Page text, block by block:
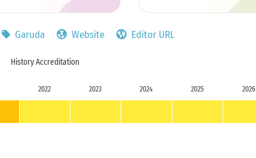
Garuda Website Editor URL
History Accreditation
2022 2023 2024 2025 2026